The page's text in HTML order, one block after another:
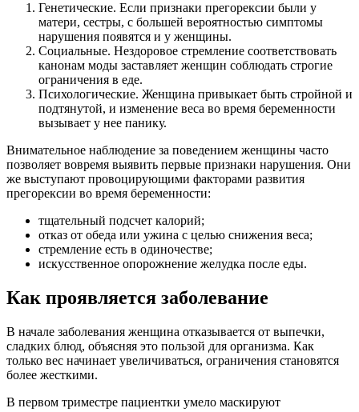
Генетические. Если признаки прегорексии были у
матери, сестры, с большей вероятностью симптомы
нарушения появятся и у женщины.
Социальные. Нездоровое стремление соответствовать
канонам моды заставляет женщин соблюдать строгие
ограничения в еде.
Психологические. Женщина привыкает быть стройной и
подтянутой, и изменение веса во время беременности
вызывает у нее панику.
Внимательное наблюдение за поведением женщины часто
позволяет вовремя выявить первые признаки нарушения. Они
же выступают провоцирующими факторами развития
прегорексии во время беременности:
тщательный подсчет калорий;
отказ от обеда или ужина с целью снижения веса;
стремление есть в одиночестве;
искусственное опорожнение желудка после еды.
Как проявляется заболевание
В начале заболевания женщина отказывается от выпечки,
сладких блюд, объясняя это пользой для организма. Как
только вес начинает увеличиваться, ограничения становятся
более жесткими.
В первом триместре пациентки умело маскируют